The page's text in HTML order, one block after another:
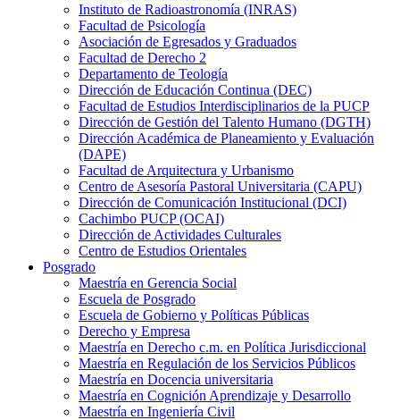
Instituto de Radioastronomía (INRAS)
Facultad de Psicología
Asociación de Egresados y Graduados
Facultad de Derecho 2
Departamento de Teología
Dirección de Educación Continua (DEC)
Facultad de Estudios Interdisciplinarios de la PUCP
Dirección de Gestión del Talento Humano (DGTH)
Dirección Académica de Planeamiento y Evaluación
(DAPE)
Facultad de Arquitectura y Urbanismo
Centro de Asesoría Pastoral Universitaria (CAPU)
Dirección de Comunicación Institucional (DCI)
Cachimbo PUCP (OCAI)
Dirección de Actividades Culturales
Centro de Estudios Orientales
Posgrado
Maestría en Gerencia Social
Escuela de Posgrado
Escuela de Gobierno y Políticas Públicas
Derecho y Empresa
Maestría en Derecho c.m. en Política Jurisdiccional
Maestría en Regulación de los Servicios Públicos
Maestría en Docencia universitaria
Maestría en Cognición Aprendizaje y Desarrollo
Maestría en Ingeniería Civil